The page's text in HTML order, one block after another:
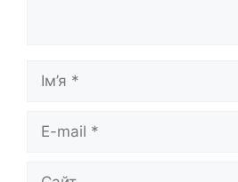
Ім’я
Сайт